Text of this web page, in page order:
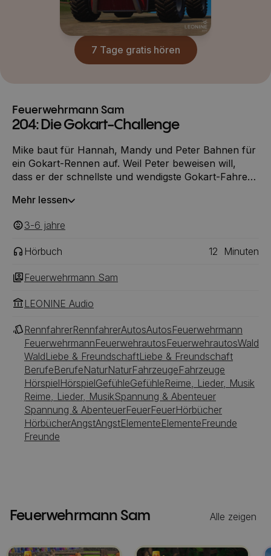
7 Tage gratis hören
Feuerwehrmann Sam
204: Die Gokart-Challenge
Mike baut für Hannah, Mandy und Peter Bahnen für
ein Gokart-Rennen auf. Weil Peter beweisen will,
dass er der schnellste und wendigste Gokart-Fahrer
engen Kurve zu bauen. Aber Peter übertreibt es und
Mehr lessen
3-6 ‎‎ jahre
Hörbuch 12 Minuten
Feuerwehrmann Sam
LEONINE Audio
RennfahrerRennfahrerAutosAutosFeuerwehrmann
FeuerwehrmannFeuerwehrautosFeuerwehrautosWald
WaldLiebe & FreundschaftLiebe & Freundschaft
BerufeBerufeNaturNaturFahrzeugeFahrzeuge
HörspielHörspielGefühleGefühleReime, Lieder, Musik
Reime, Lieder, MusikSpannung & Abenteuer
Spannung & AbenteuerFeuerFeuerHörbücher
HörbücherAngstAngstElementeElementeFreunde
Freunde
Feuerwehrmann Sam Alle zeigen